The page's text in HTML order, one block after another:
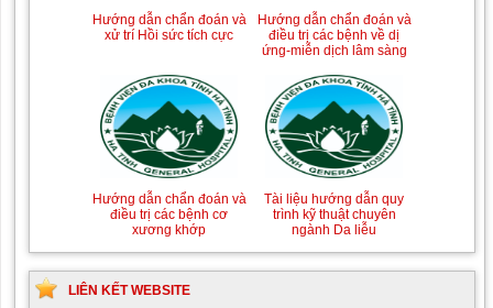
xử trí Hồi sức tích cực
Tài liệu Hướng dẫn
phòng ngừa nhiễm
điều trị các bệnh về dị
ứng-miễn dịch lâm sàng
Hướng dẫn chẩn đoán và
điều trị một số bệnh
truyền nhiễm
điều trị các bệnh cơ
xương khớp
Hướng dẫn quy trình kỹ
thuật Chuyên khoa Phẫu
thuật Tiết niệu
trình kỹ thuật chuyên
ngành Da liễu
Hướng dẫn Quy trình kỹ
thuật Nhi khoa
LIÊN KẾT WEBSITE